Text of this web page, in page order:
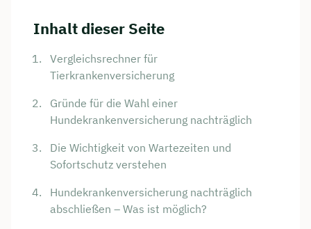
Inhalt dieser Seite
Vergleichsrechner für
Tierkrankenversicherung
Gründe für die Wahl einer
Hundekrankenversicherung nachträglich
Die Wichtigkeit von Wartezeiten und
Sofortschutz verstehen
Hundekrankenversicherung nachträglich
abschließen – Was ist möglich?